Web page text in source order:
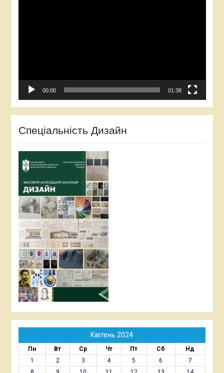
00:00 01:38
Спеціальність Дизайн
Квітень 2024
Пн Вт Ср Чт Пт Сб
Нд
1
2 3 4 5 6
7